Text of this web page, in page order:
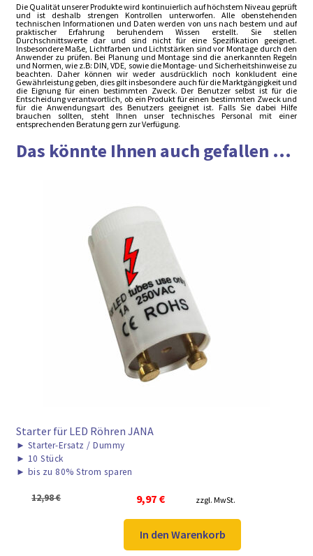
Die Qualität unserer Produkte wird kontinuierlich auf höchstem Niveau geprüft
und ist deshalb strengen Kontrollen unterworfen. Alle obenstehenden
technischen Informationen und Daten werden von uns nach bestem und auf
praktischer Erfahrung beruhendem Wissen erstellt. Sie stellen
Durchschnittswerte dar und sind nicht für eine Spezifikation geeignet.
Insbesondere Maße, Lichtfarben und Lichtstärken sind vor Montage durch den
Anwender zu prüfen. Bei Planung und Montage sind die anerkannten Regeln
und Normen, wie z.B: DIN, VDE, sowie die Montage- und Sicherheitshinweise zu
beachten. Daher können wir weder ausdrücklich noch konkludent eine
Gewährleistung geben, dies gilt insbesondere auch für die Marktgängigkeit und
die Eignung für einen bestimmten Zweck. Der Benutzer selbst ist für die
Entscheidung verantwortlich, ob ein Produkt für einen bestimmten Zweck und
für die Anwendungsart des Benutzers geeignet ist. Falls Sie dabei Hilfe
brauchen sollten, steht Ihnen unser technisches Personal mit einer
entsprechenden Beratung gern zur Verfügung.
Das könnte Ihnen auch gefallen ...
Starter für LED Röhren JANA
► Starter-Ersatz / Dummy
► 10 Stück
► bis zu 80% Strom sparen
12,98€
Ursprünglicher
Preis
war:
12,98 €
9,97 €
Aktueller
Preis
ist:
9,97 €.
zzgl. MwSt.
In den Warenkorb